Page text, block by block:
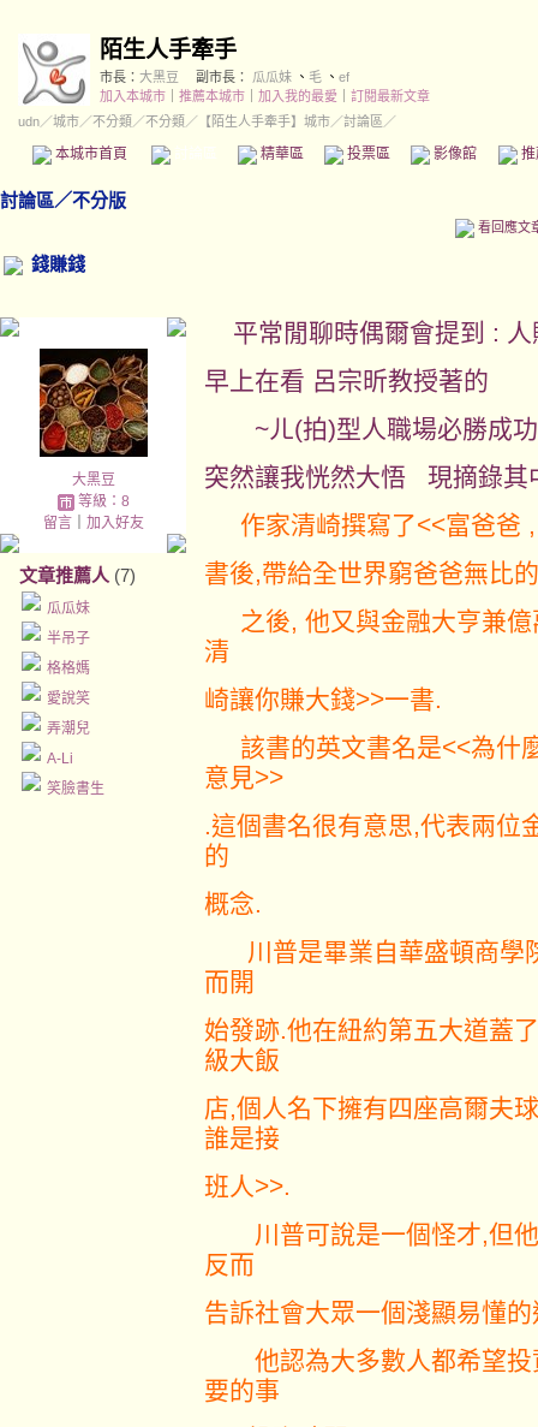
陌生人手牽手
市長： 大黑豆 副市長： 瓜瓜妹 、 毛 、 ef
加入本城市
推薦本城市 加入我的最愛
訂閱最新文章
udn／城市／不分類 ／不分類 ／ 【陌生人手牽手】城市／討論區／
本城市首頁 精華區 投票區 影像館
討論區／不分版
看回應文
錢賺錢
大黑豆
等級：8
留言｜ 加入好友
文章推薦人 (7)
瓜瓜妹
半吊子
格格媽
愛說笑
弄潮兒
A-Li
笑臉書生
平常閒聊時偶爾會提到 :
早上在看 呂宗昕教授著的
~ㄦ(拍)型人職場必勝成功
突然讓我恍然大悟 現摘錄其
作家清崎撰寫了<<富爸爸
書後,帶給全世界窮爸爸無比
之後, 他又與金融大亨兼億
清
崎讓你賺大錢>>一書.
該書的英文書名是<<為什
意見>>
.這個書名很有意思,代表兩位
的
概念.
川普是畢業自華盛頓商學
而開
始發跡.他在紐約第五大道蓋
級大飯
店,個人名下擁有四座高爾夫
誰是接
班人>>.
川普可說是一個怪才,但他
反而
告訴社會大眾一個淺顯易懂
他認為大多數人都希望投
要的事